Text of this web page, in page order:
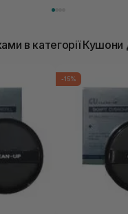
в категорії
-15%